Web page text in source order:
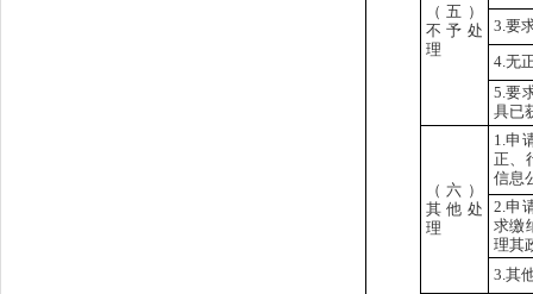
（五）
不予处
理
3.要
4.无
5.要
具已
（六）
其他处
理
1.申
正、
信息
2.申
求缴
理其
3.其